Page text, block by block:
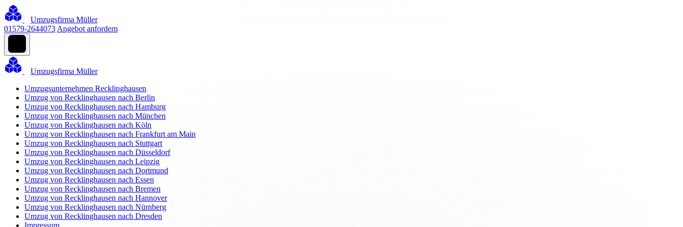
Umzugsfirma Müller
01579-2644073 Angebot anfordern
Umzugsfirma Müller
Umzugsunternehmen Recklinghausen
Umzug von Recklinghausen nach Berlin
Umzug von Recklinghausen nach Hamburg
Umzug von Recklinghausen nach München
Umzug von Recklinghausen nach Köln
Umzug von Recklinghausen nach Frankfurt am Main
Umzug von Recklinghausen nach Stuttgart
Umzug von Recklinghausen nach Düsseldorf
Umzug von Recklinghausen nach Leipzig
Umzug von Recklinghausen nach Dortmund
Umzug von Recklinghausen nach Essen
Umzug von Recklinghausen nach Bremen
Umzug von Recklinghausen nach Hannover
Umzug von Recklinghausen nach Nürnberg
Umzug von Recklinghausen nach Dresden
Impressum